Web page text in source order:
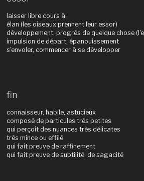
laisser libre cours à
élan (les oiseaux prennent leur essor)
développement, progrès de quelque chose
impulsion de départ, épanouissement
s'envoler, commencer à se développer
fin
connaisseur, habile, astucieux
composé de particules très petites
qui perçoit des nuances très délicates
très mince ou effilé
qui fait preuve de raffinement
qui fait preuve de subtilité, de sagacité